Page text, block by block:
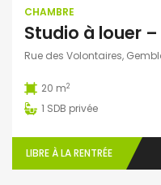
CHAMBRE
Studio à louer
Rue des Volontaires,
20 m2
1 SDB privée
LIBRE À LA RENTRÉE